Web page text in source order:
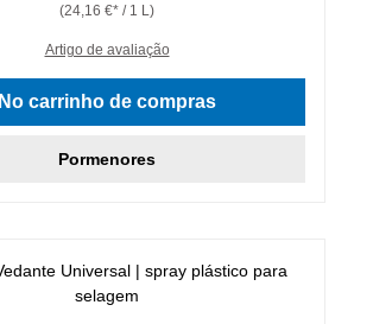
(24,16 €* / 1 L)
Artigo de avaliação
No carrinho de compras
Pormenores